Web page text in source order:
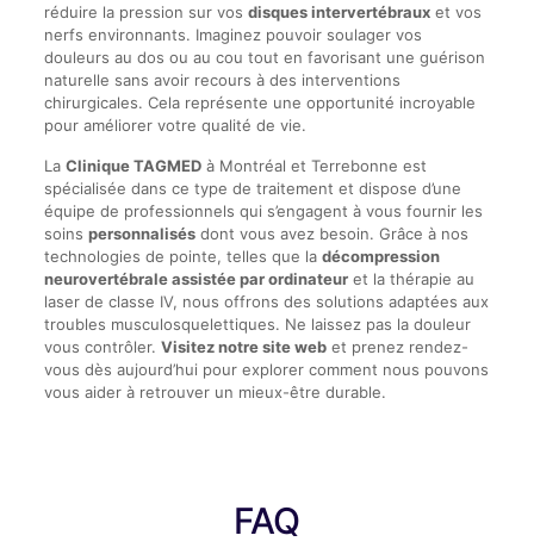
réduire la pression sur vos disques intervertébrauxet vos
nerfs environnants. Imaginez pouvoir soulager vos
douleurs au dos ou au cou tout en favorisant une guérison
naturelle sans avoir recours à des interventions
chirurgicales. Cela représente une opportunité incroyable
pour améliorer votre qualité de vie.
La Clinique TAGMEDà Montréal et Terrebonne est
spécialisée dans ce type de traitement et dispose d’une
équipe de professionnels qui s’engagent à vous fournir les
soins personnalisésdont vous avez besoin. Grâce à nos
technologies de pointe, telles que la décompression
neurovertébrale assistée par ordinateuret la thérapie au
laser de classe IV, nous offrons des solutions adaptées aux
troubles musculosquelettiques. Ne laissez pas la douleur
vous contrôler. Visitez notre site webet prenez rendez-
vous dès aujourd’hui pour explorer comment nous pouvons
vous aider à retrouver un mieux-être durable.
FAQ